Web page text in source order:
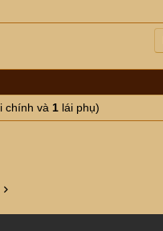
chính và 1 lái phụ)